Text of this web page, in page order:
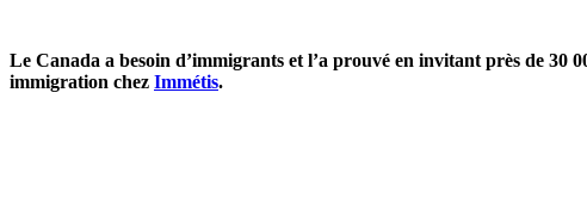
Le Canada a besoin d’immigrants et l’a prouvé en invitant près de 30
immigration chez Immétis.